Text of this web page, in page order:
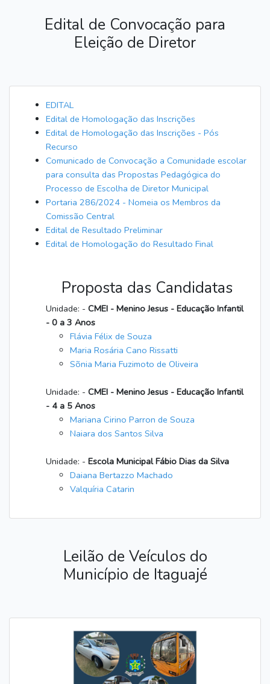
Edital de Convocação para
Eleição de Diretor
EDITAL
Edital de Homologação das Inscrições
Edital de Homologação das Inscrições - Pós
Recurso
Comunicado de Convocação a Comunidade escolar
para consulta das Propostas Pedagógica do
Processo de Escolha de Diretor Municipal
Portaria 286/2024 - Nomeia os Membros da
Comissão Central
Edital de Resultado Preliminar
Edital de Homologação do Resultado Final
Proposta das Candidatas
Unidade: - CMEI - Menino Jesus - Educação Infantil
- 0 a 3 Anos
Flávia Félix de Souza
Maria Rosária Cano Rissatti
Sõnia Maria Fuzimoto de Oliveira
Unidade: - CMEI - Menino Jesus - Educação Infantil
- 4 a 5 Anos
Mariana Cirino Parron de Souza
Naiara dos Santos Silva
Unidade: - Escola Municipal Fábio Dias da Silva
Daiana Bertazzo Machado
Valquíria Catarin
Leilão de Veículos do
Município de Itaguajé